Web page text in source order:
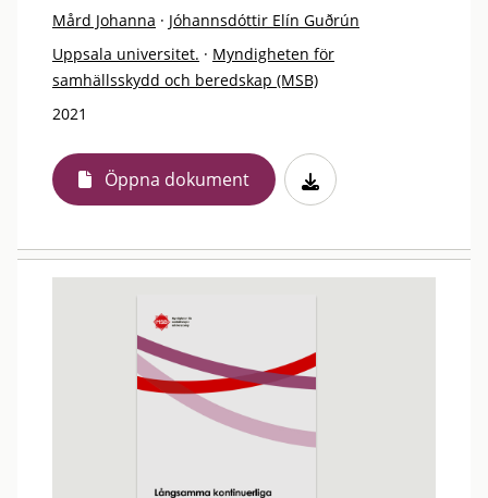
Mård Johanna · Jóhannsdóttir Elín Guðrún
Uppsala universitet. · Myndigheten för
samhällsskydd och beredskap (MSB)
2021
Öppna dokument